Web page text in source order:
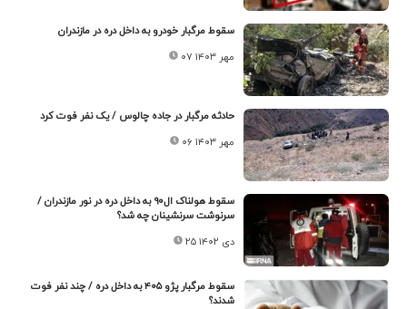
سقوط مرگبار خودرو به داخل دره در مازندران
۰۷ مهر ۱۴۰۳
حادثه مرگبار در جاده چالوس / یک نفر فوت کرد
۰۶ مهر ۱۴۰۳
سقوط هولناک ال‌۹۰ به داخل دره در نور مازندران /
سرنوشت سرنشینان چه شد؟
۲۵ دی ۱۴۰۲
سقوط مرگبار پژو ۴۰۵ به داخل دره / چند نفر فوت
شدند؟